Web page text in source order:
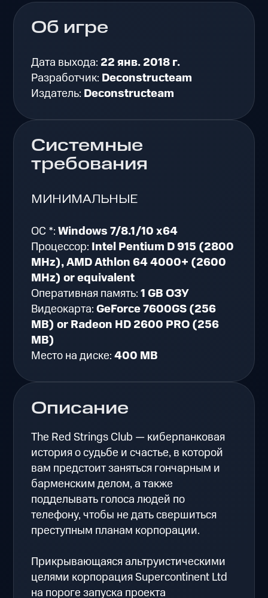
Описание
The Red Strings Club — киберпанковая
история о судьбе и счастье, в которой
вам предстоит заняться гончарным и
барменским делом, а также
подделывать голоса людей по
телефону, чтобы не дать свершиться
преступным планам корпорации.
Прикрывающаяся альтруистическими
целями корпорация Supercontinent Ltd
на пороге запуска проекта
Об игре
Дата выхода: 22 янв. 2018 г.
Разработчик: Deconstructeam
Издатель: Deconstructeam
Системные
требования
МИНИМАЛЬНЫЕ
ОС *:Windows 7/8.1/10 x64
Процессор: Intel Pentium D 915 (2800
MHz), AMD Athlon 64 4000+ (2600
MHz) or equivalent
Оперативная память:1 GB ОЗУ
Видеокарта:GeForce 7600GS (256
MB) or Radeon HD 2600 PRO (256
MB)
Место на диске:400 MB